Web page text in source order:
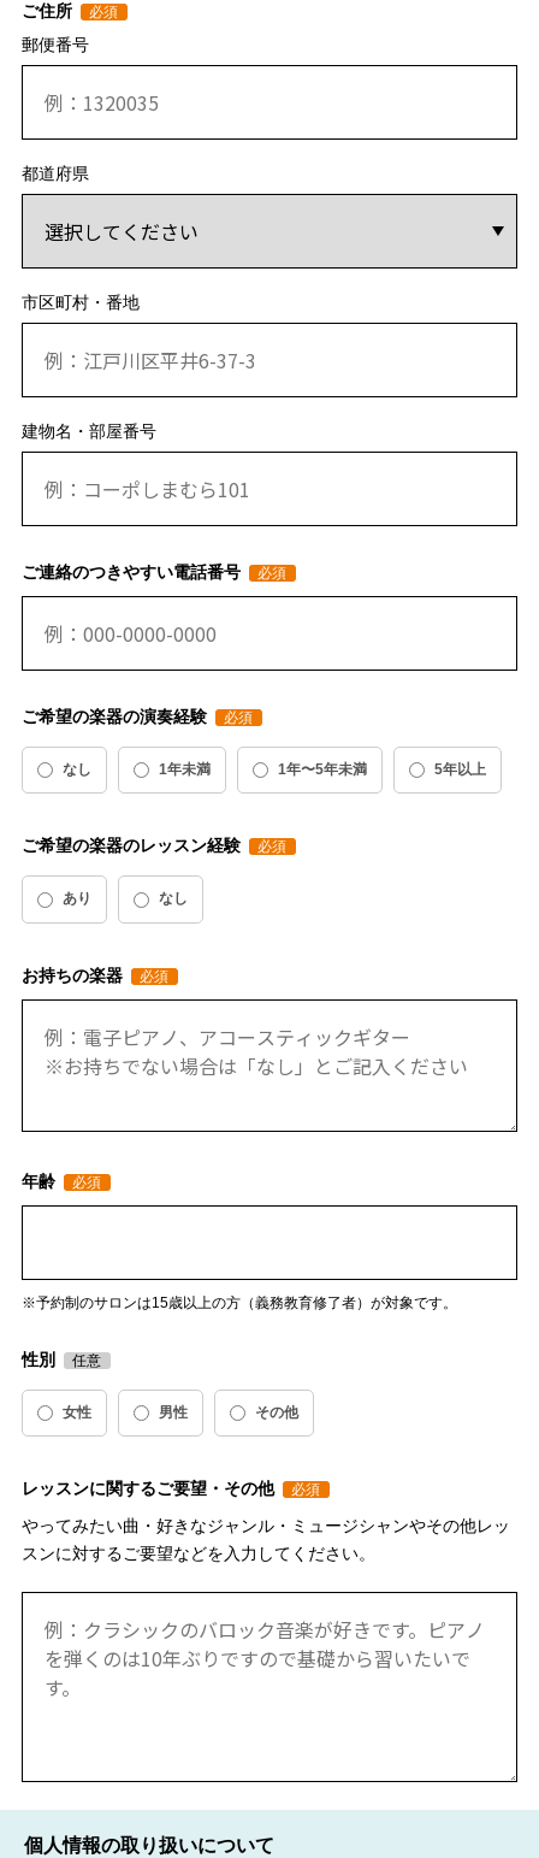
ご住所
郵便番号
都道府県
市区町村・番地
建物名・部屋番号
ご連絡のつきやすい電話番号
ご希望の楽器の演奏経験
なし 1年未満 1年〜5年未満 5年以上
ご希望の楽器のレッスン経験
あり なし
お持ちの楽器
年齢
予約制のサロンは15歳以上の方（義務教育修了者）が対象です。
性別
女性 男性 その他
レッスンに関するご要望・その他
やってみたい曲・好きなジャンル・ミュージシャンやその他レッ
スンに対するご要望などを入力してください。
個人情報の取り扱いについて